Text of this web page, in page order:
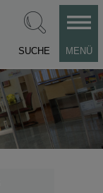
SUCHE MENÜ